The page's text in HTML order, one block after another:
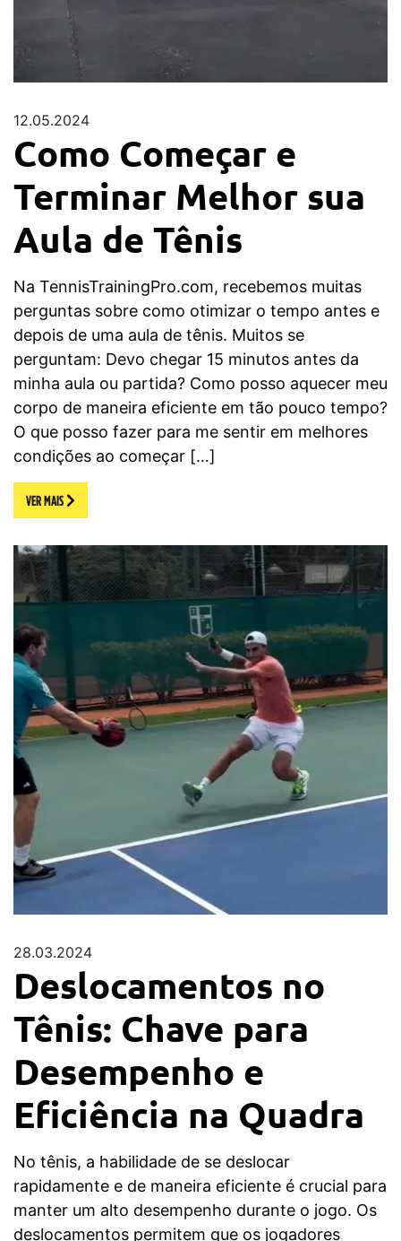
12.05.2024
Como Começar e
Terminar Melhor sua
Aula de Tênis
Na TennisTrainingPro.com, recebemos muitas
perguntas sobre como otimizar o tempo antes e
depois de uma aula de tênis. Muitos se
perguntam: Devo chegar 15 minutos antes da
minha aula ou partida? Como posso aquecer meu
corpo de maneira eficiente em tão pouco tempo?
O que posso fazer para me sentir em melhores
condições ao começar […]
VER MAIS
28.03.2024
Deslocamentos no
Tênis: Chave para
Desempenho e
Eficiência na Quadra
No tênis, a habilidade de se deslocar
rapidamente e de maneira eficiente é crucial para
manter um alto desempenho durante o jogo. Os
deslocamentos permitem que os jogadores